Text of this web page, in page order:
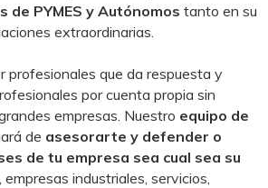
de PYMES y Autónomos tanto en su
extraordinarias.
profesionales que da respuesta y
por cuenta propia sin
empresas. Nuestro equipo de
de asesorarte y defender o
de tu empresa sea cual sea su
empresas industriales, servicios,